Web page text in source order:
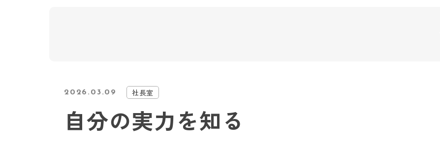
2026.03.09 社長室
自分の実力を知る